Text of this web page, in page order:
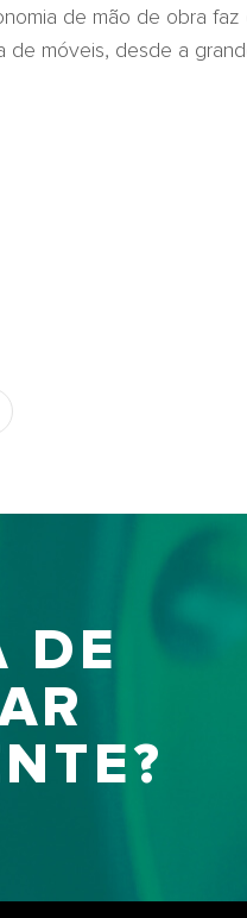
de mão de obra
de móveis, desde a
DE